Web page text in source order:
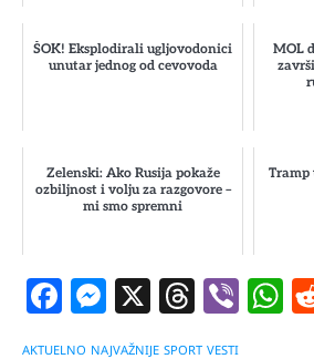
ŠOK! Eksplodirali ugljovodonici
unutar jednog od cevovoda
MOL
Zelenski: Ako Rusija pokaže
ozbiljnost i volju za razgovore –
mi smo spremni
Tramp
Facebook
Messenger
X
AKTUELNO NAJVAŽNIJE SPORT VESTI